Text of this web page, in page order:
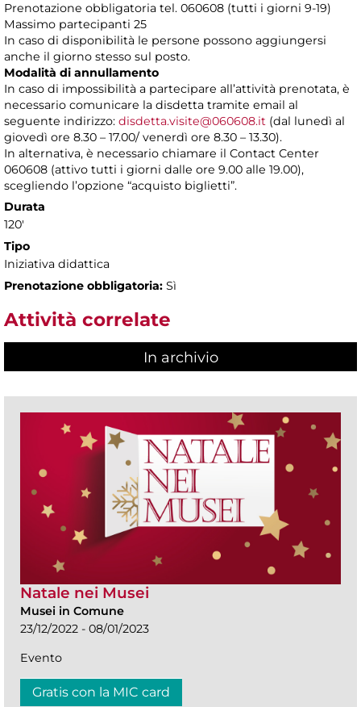
Prenotazione obbligatoria tel. 060608 (tutti i giorni 9-19)
Massimo partecipanti 25
In caso di disponibilità le persone possono aggiungersi
anche il giorno stesso sul posto.
Modalità di annullamento
In caso di impossibilità a partecipare all’attività prenotata, è
necessario comunicare la disdetta tramite email al
seguente indirizzo: disdetta.visite@060608.it (dal lunedì al
giovedì ore 8.30 – 17.00/ venerdì ore 8.30 – 13.30).
In alternativa, è necessario chiamare il Contact Center
060608 (attivo tutti i giorni dalle ore 9.00 alle 19.00),
scegliendo l’opzione “acquisto biglietti”.
Durata
120'
Tipo
Iniziativa didattica
Prenotazione obbligatoria: Sì
Attività correlate
In archivio
Natale nei Musei
Musei in Comune
23/12/2022 - 08/01/2023
Evento
Gratis con la MIC card